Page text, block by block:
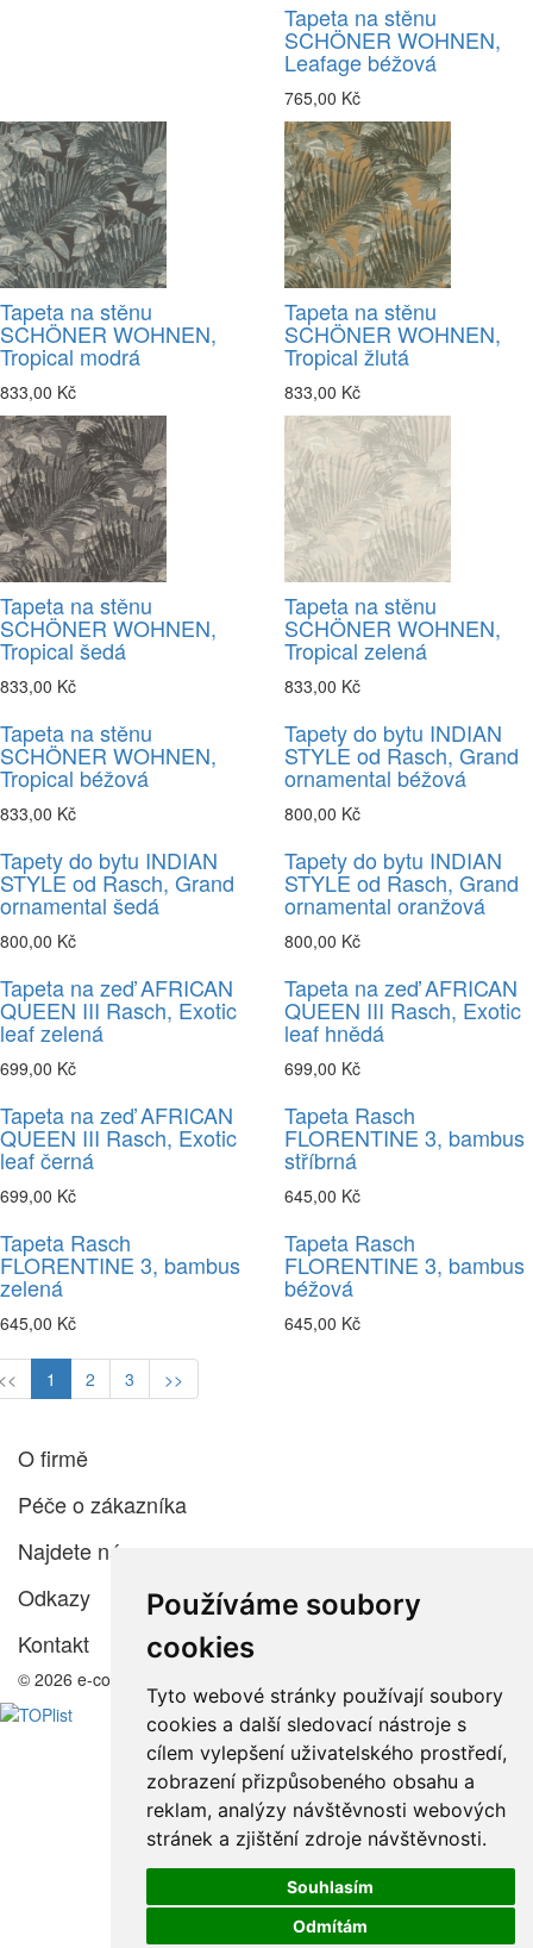
Používáme soubory
cookies
Tyto webové stránky používají soubory
cookies a další sledovací nástroje s
cílem vylepšení uživatelského prostředí,
zobrazení přizpůsobeného obsahu a
reklam, analýzy návštěvnosti webových
stránek a zjištění zdroje návštěvnosti.
Souhlasím
Odmítám
Tapeta na stěnu
SCHÖNER WOHNEN,
Leafage béžová
765,00 Kč
Tapeta na stěnu
SCHÖNER WOHNEN,
Tropical modrá
833,00 Kč
Tapeta na stěnu
SCHÖNER WOHNEN,
Tropical žlutá
833,00 Kč
Tapeta na stěnu
SCHÖNER WOHNEN,
Tropical šedá
833,00 Kč
Tapeta na stěnu
SCHÖNER WOHNEN,
Tropical zelená
833,00 Kč
Tapeta na stěnu
SCHÖNER WOHNEN,
Tropical béžová
833,00 Kč
Tapety do bytu INDIAN
STYLE od Rasch, Grand
ornamental béžová
800,00 Kč
Tapety do bytu INDIAN
STYLE od Rasch, Grand
ornamental šedá
800,00 Kč
Tapety do bytu INDIAN
STYLE od Rasch, Grand
ornamental oranžová
800,00 Kč
Tapeta na zeď AFRICAN
QUEEN III Rasch, Exotic
leaf zelená
699,00 Kč
Tapeta na zeď AFRICAN
QUEEN III Rasch, Exotic
leaf hnědá
699,00 Kč
Tapeta na zeď AFRICAN
QUEEN III Rasch, Exotic
leaf černá
699,00 Kč
Tapeta Rasch
FLORENTINE 3, bambus
stříbrná
645,00 Kč
Tapeta Rasch
FLORENTINE 3, bambus
zelená
645,00 Kč
Tapeta Rasch
FLORENTINE 3, bambus
béžová
645,00 Kč
1 2 3 >>
O firmě
Péče o zákazníka
Najdete nás
Odkazy
Kontakt
© 2026 e-color.cz